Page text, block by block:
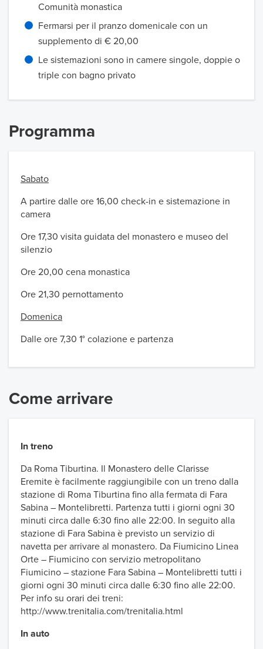
Comunità monastica
Fermarsi per il pranzo domenicale con un
supplemento di € 20,00
Le sistemazioni sono in camere singole, doppie o
triple con bagno privato
Programma
Sabato
A partire dalle ore 16,00 check-in e sistemazione in
camera
Ore 17,30 visita guidata del monastero e museo del
silenzio
Ore 20,00 cena monastica
Ore 21,30 pernottamento
Domenica
Dalle ore 7,30 1° colazione e partenza
Come arrivare
In treno
Da Roma Tiburtina. Il Monastero delle Clarisse
Eremite è facilmente raggiungibile con un treno dalla
stazione di Roma Tiburtina fino alla fermata di Fara
Sabina – Montelibretti. Partenza tutti i giorni ogni 30
minuti circa dalle 6:30 fino alle 22:00. In seguito alla
stazione di Fara Sabina è previsto un servizio di
navetta per arrivare al monastero. Da Fiumicino Linea
Orte – Fiumicino con servizio metropolitano
Fiumicino – stazione Fara Sabina – Montelibretti tutti i
giorni ogni 30 minuti circa dalle 6:30 fino alle 22:00.
Per info su orari dei treni:
http://www.trenitalia.com/trenitalia.html
In auto